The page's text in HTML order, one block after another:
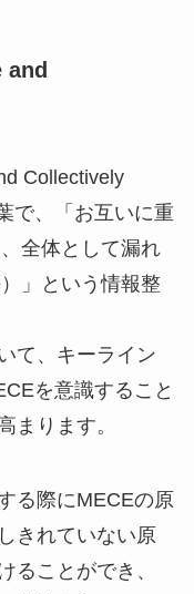
Collectively
で、「お互いに重
全体として漏れ
」という情報整
て、キーライン
を意識すること
まります。
る際にMECEの原
きれていない原
ることができ、